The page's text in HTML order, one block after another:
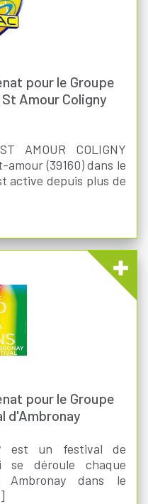
pour le Groupe
Amour Coligny
AMOUR COLIGNY
amour (39160) dans le
active depuis plus de
pour le Groupe
d'Ambronay
est un festival de
se déroule chaque
dans le